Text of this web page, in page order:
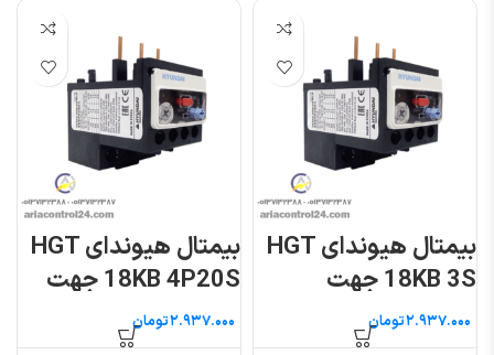
بیمتال هیوندای HGT
18KB 3S جهت
کنتاکتور ۹ تا ۲۲ آمپرتومان
بیمتال هیوندای HGT
18KB 4P20S جهت
کنتاکتور ۹ تا ۲۲ آمپرتومان